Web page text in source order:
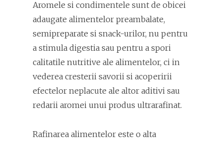
Aromele si condimentele sunt de obicei
adaugate alimentelor preambalate,
semipreparate si snack-urilor, nu pentru
a stimula digestia sau pentru a spori
calitatile nutritive ale alimentelor, ci in
vederea cresterii savorii si acoperirii
efectelor neplacute ale altor aditivi sau
redarii aromei unui produs ultrarafinat.
Rafinarea alimentelor este o alta